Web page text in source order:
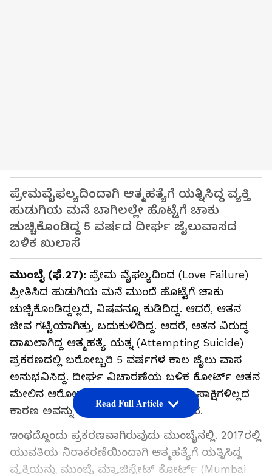
ಪ್ರೇಮವೈಫಲ್ಯದಿಂದಾಗಿ ಆತ್ಮಹತ್ಯೆಗೆ ಯತ್ನಿಸಿದ್ದ ವ್ಯಕ್ತಿ
ಹುಡುಗಿಯ ಮನೆ ಬಾಗಿಲಲ್ಲೇ ಹೊಟ್ಟೆಗೆ ಚಾಕು
ಚುಚ್ಚಿಕೊಂಡಿದ್ದ 5 ವರ್ಷದ ದೀರ್ಘ ಜೈಲುವಾಸದ
ಬಳಿಕ ಖುಲಾಸೆ
ಮುಂಬೈ (ಫೆ.27): ಪ್ರೇಮ ವೈಫಲ್ಯದಿಂದ (Love Failure)
ಪ್ರೀತಿಸಿದ ಹುಡುಗಿಯ ಮನೆ ಮುಂದೆ ಹೊಟ್ಟೆಗೆ ಚಾಕು
ಚುಚ್ಚಿಕೊಂಡಿದ್ದಲ್ಲದೆ, ವಿಷವನ್ನೂ ಕುಡಿದಿದ್ದ. ಆದರೆ, ಆತನ
ಜೀವ ಗಟ್ಟಿಯಾಗಿತ್ತು, ಬದುಕುಳಿದಿದ್ದ. ಆದರೆ, ಆತನ ವಿರುದ್ಧ
ದಾಖಲಾಗಿದ್ದ ಆತ್ಮಹತ್ಯೆ ಯತ್ನ (Attempting Suicide)
ಪ್ರಕರಣದಲ್ಲಿ ಬರೋಬ್ಬರಿ 5 ವರ್ಷಗಳ ಕಾಲ ಜೈಲು ವಾಸ
ಅನುಭವಿಸಿದ್ದ. ದೀರ್ಘ ವಿಚಾರಣೆಯ ಬಳಿಕ ಕೋರ್ಟ್ ಆತನ
ಮೇಲಿನ ಆರೋಪಗಳನ್ನು ಸಾಬೀತುಮಾಡಲು ಸಾಕ್ಷಿಗಳಿಲ್ಲದ
ಕಾರಣ ಅವನ್ನು ಖುಲಾಸೆ (Aquitte) ಮಾಡಿದೆ.
ಇಂಥದ್ದೊಂದು ಪ್ರಕರಣವಾಗಿರುವುದು ಮುಂಬೈನಲ್ಲಿ. 2017ರಲ್ಲಿ
ಯುವತಿಯ ನಿರಾಕರಣೆಯಿಂದಾಗಿ ಆತ್ಮಹತ್ಯೆಗೆ ಯತ್ನಿಸಿದ್ದ
ವ್ಯಕ್ತಿಯನ್ನು ಮುಂಬೈ ಮ್ಯಾಜಿಸ್ಟ್ರೇಟ್ ಕೋರ್ಟ್ (Mumbai
Read Full Article